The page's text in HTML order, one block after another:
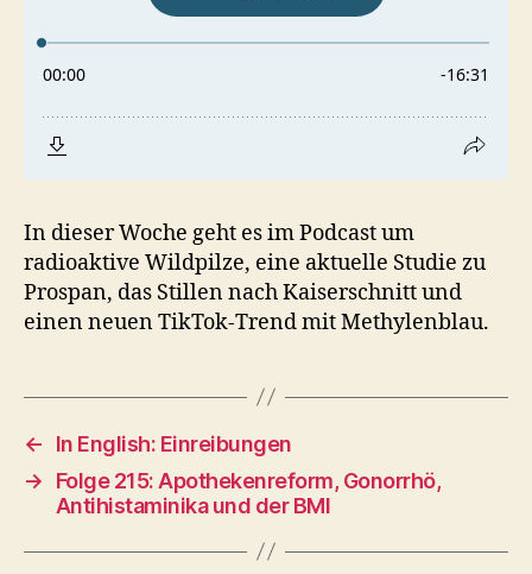
In dieser Woche geht es im Podcast um
radioaktive Wildpilze, eine aktuelle Studie zu
Prospan, das Stillen nach Kaiserschnitt und
einen neuen TikTok-Trend mit Methylenblau.
←
In English: Einreibungen
→
Folge 215: Apothekenreform, Gonorrhö,
Antihistaminika und der BMI